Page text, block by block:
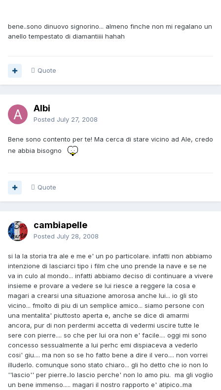
bene..sono dinuovo signorino... almeno finche non mi regalano un
anello tempestato di diamantiiii hahah
Quote
Albi
Posted July 27, 2008
Bene sono contento per te! Ma cerca di stare vicino ad Ale, credo
ne abbia bisogno
Quote
cambiapelle
Posted July 28, 2008
si la la storia tra ale e me e' un po particolare. infatti non abbiamo
intenzione di lasciarci tipo i film che uno prende la nave e se ne
va in culo al mondo... infatti abbiamo deciso di continuare a vivere
insieme e provare a vedere se lui riesce a reggere la cosa e
magari a crearsi una situazione amorosa anche lui... io gli sto
vicino... fmolto di piu di un semplice amico... siamo persone con
una mentalita' piuttosto aperta e, anche se dice di amarmi
ancora, pur di non perdermi accetta di vedermi uscire tutte le
sere con pierre.... so che per lui ora non e' facile.... oggi mi sono
concesso sessualmente a lui perhc emi dispiaceva a vederlo
cosi' giu.... ma non so se ho fatto bene a dire il vero.... non vorrei
illuderlo. comunque sono stato chiaro... gli ho detto che io non lo
''lascio'' per pierre..lo lascio perche' non lo amo piu. ma gli voglio
un bene immenso..... magari il nostro rapporto e' atipico..ma